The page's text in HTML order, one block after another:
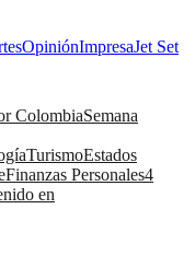
OpiniónImpresaJet Set
ColombiaSemana
TurismoEstados
Finanzas Personales4
en